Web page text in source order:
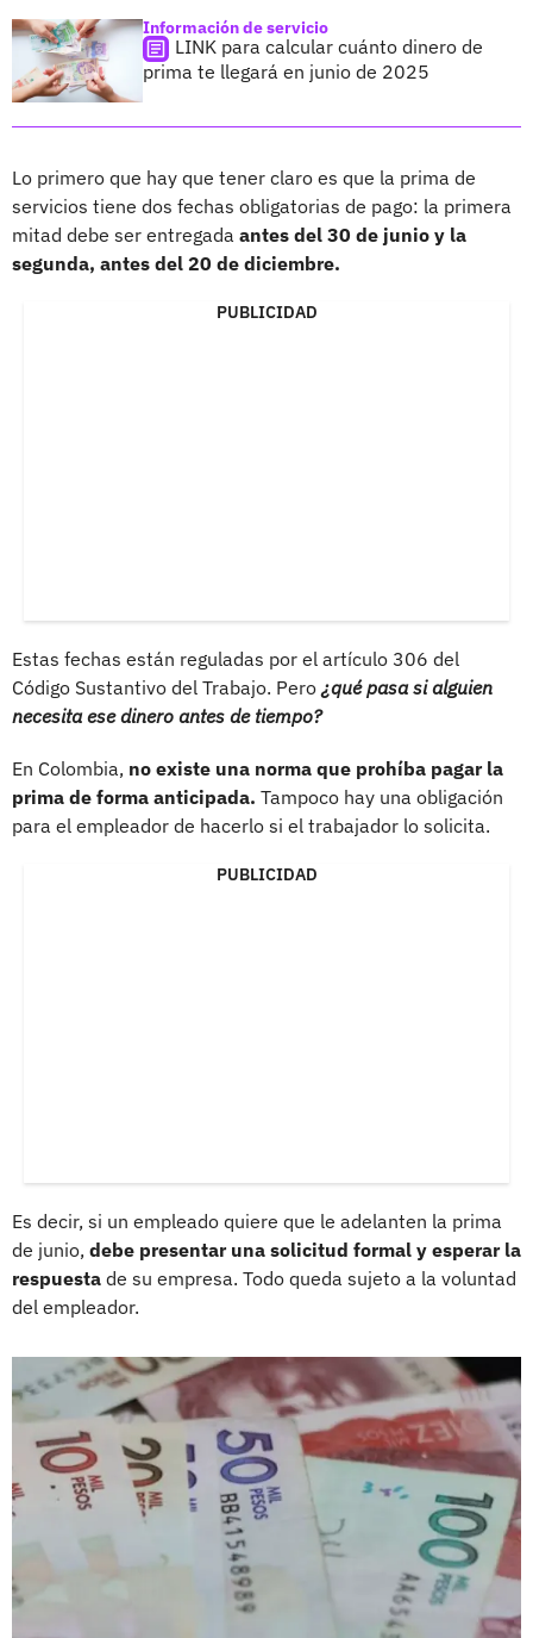
Información de servicio
LINK para calcular cuánto dinero de
prima te llegará en junio de 2025
Lo primero que hay que tener claro es que la prima de
servicios tiene dos fechas obligatorias de pago: la primera
mitad debe ser entregada antes del 30 de junio y la
segunda, antes del 20 de diciembre.
PUBLICIDAD
Estas fechas están reguladas por el artículo 306 del
Código Sustantivo del Trabajo. Pero ¿qué pasa si alguien
necesita ese dinero antes de tiempo?
En Colombia, no existe una norma que prohíba pagar la
prima de forma anticipada. Tampoco hay una obligación
para el empleador de hacerlo si el trabajador lo solicita.
PUBLICIDAD
Es decir, si un empleado quiere que le adelanten la prima
de junio, debe presentar una solicitud formal y esperar la
respuesta de su empresa. Todo queda sujeto a la voluntad
del empleador.